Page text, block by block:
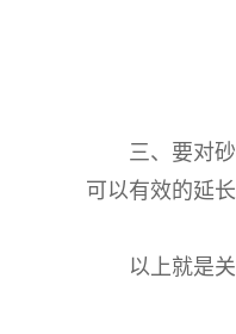
三、要对砂
可以有效的延
以上就是关于